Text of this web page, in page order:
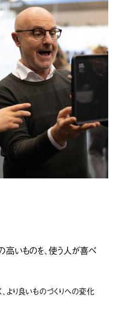
不燃クロス
いものを、使う人が喜べ
より良いものづくりへの変化